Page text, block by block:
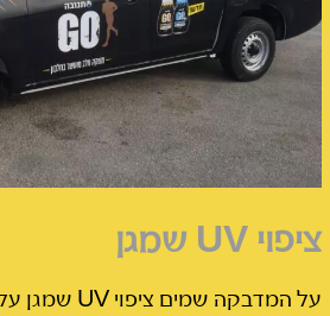
ציפוי UV שמגן
על המדבקה שמים ציפוי UV שמגן